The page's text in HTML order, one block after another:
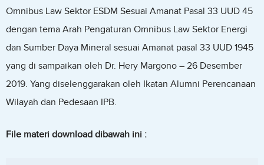
Omnibus Law Sektor ESDM Sesuai Amanat Pasal 33 UUD 45
dengan tema Arah Pengaturan Omnibus Law Sektor Energi
dan Sumber Daya Mineral sesuai Amanat pasal 33 UUD 1945
yang di sampaikan oleh Dr. Hery Margono – 26 Desember
2019. Yang diselenggarakan oleh Ikatan Alumni Perencanaan
Wilayah dan Pedesaan IPB.
File materi download dibawah ini :